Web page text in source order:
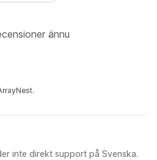
ännu
inte direkt support på Svenska.